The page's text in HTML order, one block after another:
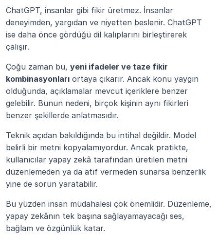
ChatGPT, insanlar gibi fikir üretmez. İnsanlar
deneyimden, yargıdan ve niyetten beslenir. ChatGPT
ise daha önce gördüğü dil kalıplarını birleştirerek
çalışır.
Çoğu zaman bu, yeni ifadeler ve taze fikir
kombinasyonları ortaya çıkarır. Ancak konu yaygın
olduğunda, açıklamalar mevcut içeriklere benzer
gelebilir. Bunun nedeni, birçok kişinin aynı fikirleri
benzer şekillerde anlatmasıdır.
Teknik açıdan bakıldığında bu intihal değildir. Model
belirli bir metni kopyalamıyordur. Ancak pratikte,
kullanıcılar yapay zekâ tarafından üretilen metni
düzenlemeden ya da atıf vermeden sunarsa benzerlik
yine de sorun yaratabilir.
Bu yüzden insan müdahalesi çok önemlidir. Düzenleme,
yapay zekânın tek başına sağlayamayacağı ses,
bağlam ve özgünlük katar.